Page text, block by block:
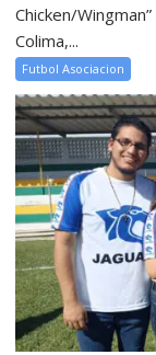
Chicken/
Colima,...
Futbol Asociacion